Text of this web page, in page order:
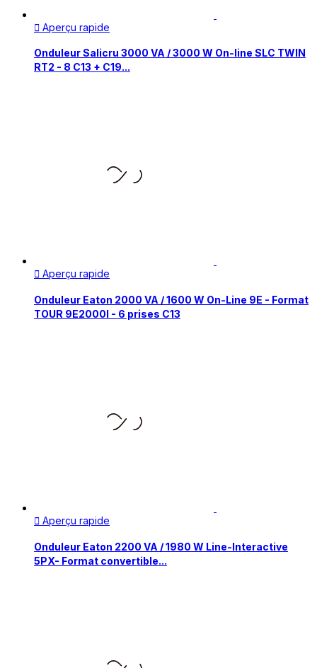
 Aperçu rapide
Onduleur Salicru 3000 VA / 3000 W On-line SLC TWIN
RT2 - 8 C13 + C19...
 Aperçu rapide
Onduleur Eaton 2000 VA / 1600 W On-Line 9E - Format
TOUR 9E2000I - 6 prises C13
 Aperçu rapide
Onduleur Eaton 2200 VA / 1980 W Line-Interactive
5PX- Format convertible...